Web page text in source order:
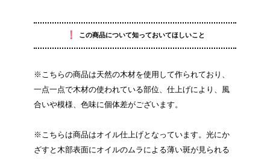
！ この商品について知っておいてほしいこと
※こちらの商品は天然の木材を使用して作られており、
一点一点で木材の使われている部位、仕上げにより、風
合いや模様、色味に個体差がございます。
※こちらは商品はオイル仕上げとなっています。光にか
ざすと木部表面にオイルのムラによる薄い斑が見られる